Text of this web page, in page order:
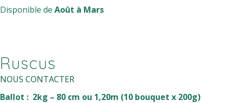
Disponible de Août à Mars
Ruscus
NOUS CONTACTER
Ballot : 2kg – 80 cm ou 1,20m (10 bouquet x 200g)